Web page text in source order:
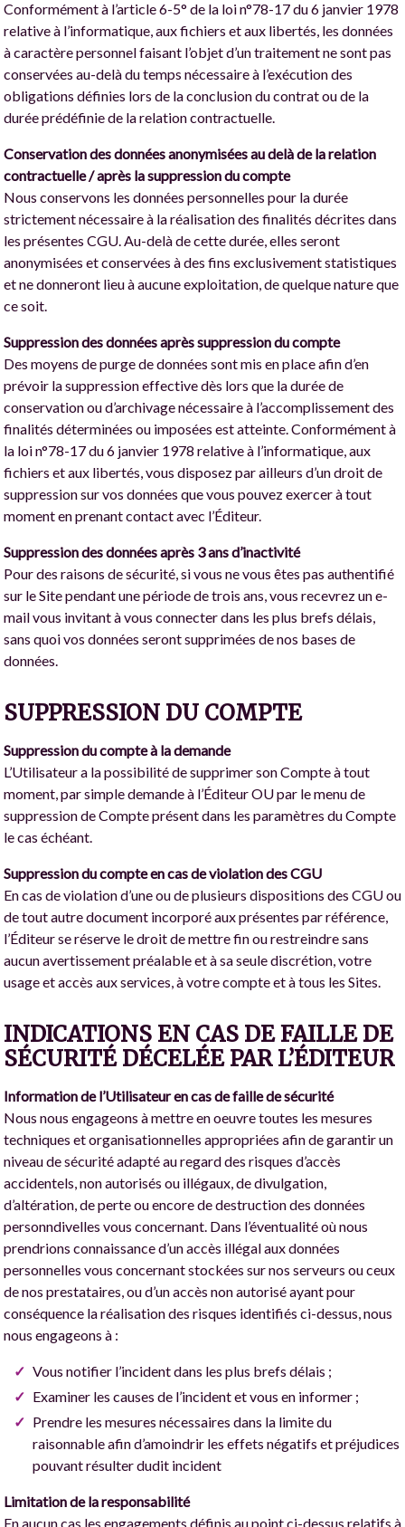
Conformément à l’article 6-5° de la loi n°78-17 du 6 janvier 1978
relative à l’informatique, aux fichiers et aux libertés, les données
à caractère personnel faisant l’objet d’un traitement ne sont pas
conservées au-delà du temps nécessaire à l’exécution des
obligations définies lors de la conclusion du contrat ou de la
durée prédéfinie de la relation contractuelle.
Conservation des données anonymisées au delà de la relation
contractuelle / après la suppression du compte
Nous conservons les données personnelles pour la durée
strictement nécessaire à la réalisation des finalités décrites dans
les présentes CGU. Au-delà de cette durée, elles seront
anonymisées et conservées à des fins exclusivement statistiques
et ne donneront lieu à aucune exploitation, de quelque nature que
ce soit.
Suppression des données après suppression du compte
Des moyens de purge de données sont mis en place afin d’en
prévoir la suppression effective dès lors que la durée de
conservation ou d’archivage nécessaire à l’accomplissement des
finalités déterminées ou imposées est atteinte. Conformément à
la loi n°78-17 du 6 janvier 1978 relative à l’informatique, aux
fichiers et aux libertés, vous disposez par ailleurs d’un droit de
suppression sur vos données que vous pouvez exercer à tout
moment en prenant contact avec l’Éditeur.
Suppression des données après 3 ans d’inactivité
Pour des raisons de sécurité, si vous ne vous êtes pas authentifié
sur le Site pendant une période de trois ans, vous recevrez un e-
mail vous invitant à vous connecter dans les plus brefs délais,
sans quoi vos données seront supprimées de nos bases de
données.
SUPPRESSION DU COMPTE
Suppression du compte à la demande
L’Utilisateur a la possibilité de supprimer son Compte à tout
moment, par simple demande à l’Éditeur OU par le menu de
suppression de Compte présent dans les paramètres du Compte
le cas échéant.
Suppression du compte en cas de violation des CGU
En cas de violation d’une ou de plusieurs dispositions des CGU ou
de tout autre document incorporé aux présentes par référence,
l’Éditeur se réserve le droit de mettre fin ou restreindre sans
aucun avertissement préalable et à sa seule discrétion, votre
usage et accès aux services, à votre compte et à tous les Sites.
INDICATIONS EN CAS DE FAILLE DE
SÉCURITÉ DÉCELÉE PAR L’ÉDITEUR
Information de l’Utilisateur en cas de faille de sécurité
Nous nous engageons à mettre en oeuvre toutes les mesures
techniques et organisationnelles appropriées afin de garantir un
niveau de sécurité adapté au regard des risques d’accès
accidentels, non autorisés ou illégaux, de divulgation,
d’altération, de perte ou encore de destruction des données
personndivelles vous concernant. Dans l’éventualité où nous
prendrions connaissance d’un accès illégal aux données
personnelles vous concernant stockées sur nos serveurs ou ceux
de nos prestataires, ou d’un accès non autorisé ayant pour
conséquence la réalisation des risques identifiés ci-dessus, nous
nous engageons à :
Vous notifier l’incident dans les plus brefs délais ;
Examiner les causes de l’incident et vous en informer ;
Prendre les mesures nécessaires dans la limite du
raisonnable afin d’amoindrir les effets négatifs et préjudices
pouvant résulter dudit incident
Limitation de la responsabilité
En aucun cas les engagements définis au point ci-dessus relatifs à